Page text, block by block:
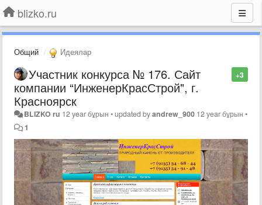
blizko.ru
Общий Идеялар
+3
Участник конкурса № 176. Сайт
компании “ИнженерКрасСтрой", г.
Красноярск
BLIZKO ru 12 year бұрын •updated byandrew_900 12 year бұрын •
1